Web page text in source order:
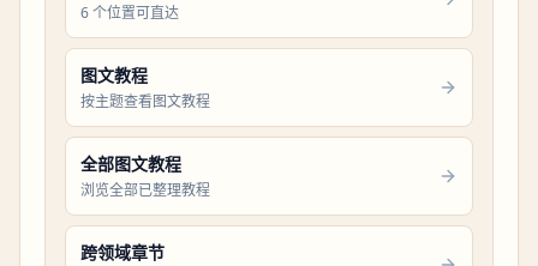
6 个位置可直达
图文教程
按主题查看图文教程
全部图文教程
浏览全部已整理教程
跨领域章节